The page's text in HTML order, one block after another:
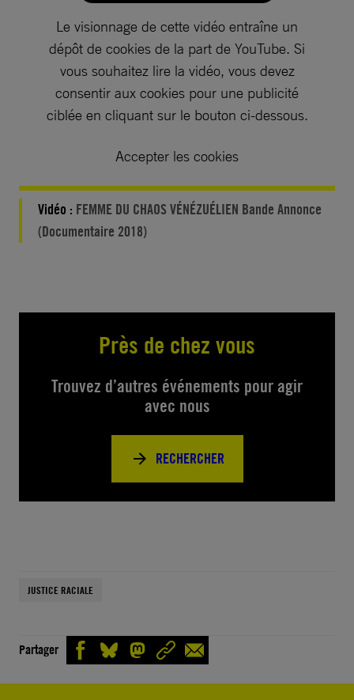
Le visionnage de cette vidéo entraîne un
dépôt de cookies de la part de YouTube. Si
vous souhaitez lire la vidéo, vous devez
consentir aux cookies pour une publicité
ciblée en cliquant sur le bouton ci-dessous.
Accepter les cookies
Vidéo : FEMME DU CHAOS VÉNÉZUÉLIEN Bande Annonce
(Documentaire 2018)
Près de chez vous
Trouvez d’autres événements pour agir
avec nous
RECHERCHER
JUSTICE RACIALE
Partager